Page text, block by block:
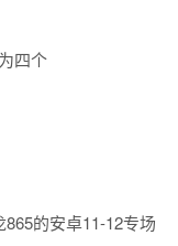
四个
865的安卓11-12专场